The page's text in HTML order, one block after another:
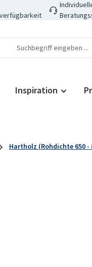
Inspiration
Hartholz (Rohdichte 650 -